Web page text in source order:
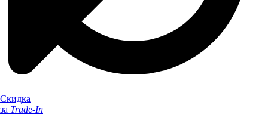
Скидка
за Trade-In